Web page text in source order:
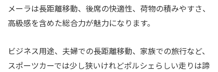
メーラは長距離移動、後席の快適性、荷物の積みやすさ、
高級感を含めた総合力が魅力になります。
ビジネス用途、夫婦での長距離移動、家族での旅行など、
スポーツカーでは少し狭いけれどポルシェらしい走りは諦